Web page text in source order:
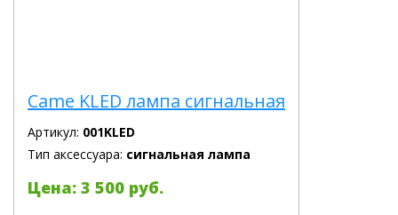
Came KLED лампа сигнальная
Артикул: 001KLED
Тип аксессуара: сигнальная лампа
Цена: 3 500 руб.